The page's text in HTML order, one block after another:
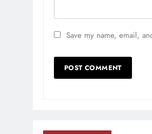
Save my name, email,